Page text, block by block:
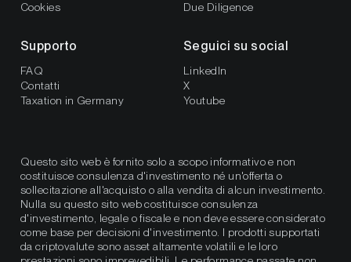
Cookies
Due Diligence
Supporto
FAQ
Contatti
Taxation in Germany
Seguici su social
LinkedIn
X
Youtube
Questo sito web è fornito solo a scopo informativo e non
costituisce consulenza d'investimento né un'offerta o
sollecitazione all'acquisto o alla vendita di alcun investimento.
Nulla su questo sito web costituisce consulenza
d'investimento, legale o fiscale e non deve essere considerato
come base per decisioni d'investimento. I prodotti supportati
da criptovalute sono asset altamente volatili e le loro